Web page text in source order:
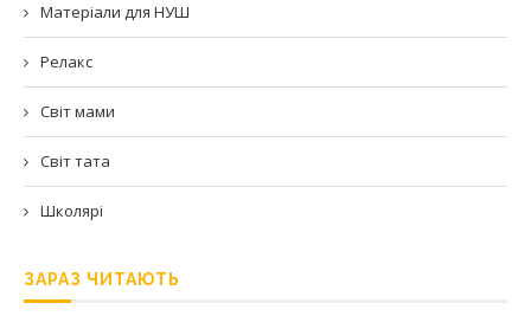
Матеріали для НУШ
Релакс
Світ мами
Світ тата
Школярі
ЗАРАЗ ЧИТАЮТЬ